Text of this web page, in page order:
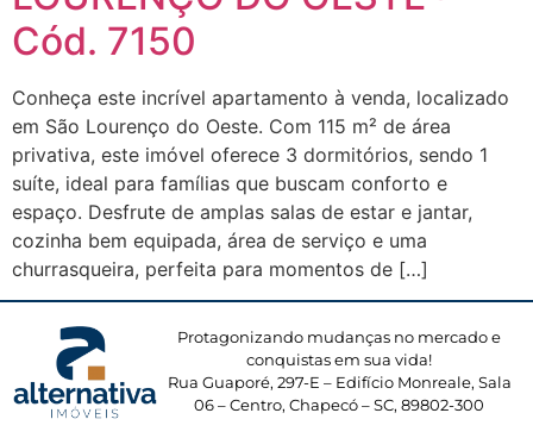
Cód. 7150
Conheça este incrível apartamento à venda, localizado
em São Lourenço do Oeste. Com 115 m² de área
privativa, este imóvel oferece 3 dormitórios, sendo 1
suíte, ideal para famílias que buscam conforto e
espaço. Desfrute de amplas salas de estar e jantar,
cozinha bem equipada, área de serviço e uma
churrasqueira, perfeita para momentos de […]
Protagonizando mudanças no mercado e
conquistas em sua vida!
Rua Guaporé, 297-E – Edifício Monreale, Sala
06 – Centro, Chapecó – SC, 89802-300